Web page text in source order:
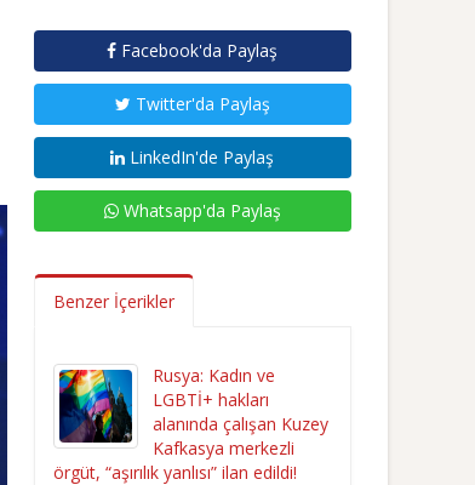
Facebook'da Paylaş
Twitter'da Paylaş
LinkedIn'de Paylaş
Whatsapp'da Paylaş
Benzer İçerikler
Rusya: Kadın ve
LGBTİ+ hakları
alanında çalışan Kuzey
Kafkasya merkezli
örgüt, “aşırılık yanlısı” ilan edildi!